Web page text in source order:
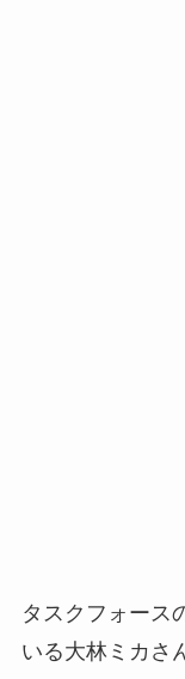
タスクフォース
いる大林ミカさ